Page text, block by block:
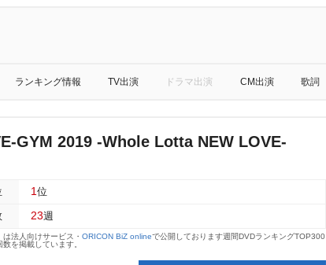
ランキング情報 TV出演 ドラマ出演 CM出演 歌詞
GYM 2019 -Whole Lotta NEW LOVE-
1 位
23週
法人向けサービス・ ORICON BiZ onlineで公開しております週間DVDランキングTOP300
を掲載しています。